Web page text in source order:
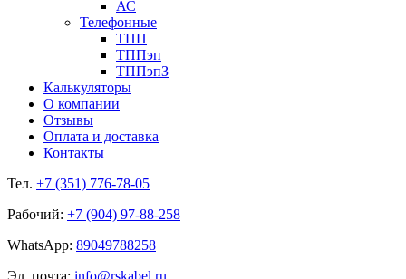
АС
Телефонные
ТПП
ТППэп
ТППэпЗ
Калькуляторы
О компании
Отзывы
Оплата и доставка
Контакты
Тел. +7 (351) 776-78-05
Рабочий: +7 (904) 97-88-258
WhatsApp: 89049788258